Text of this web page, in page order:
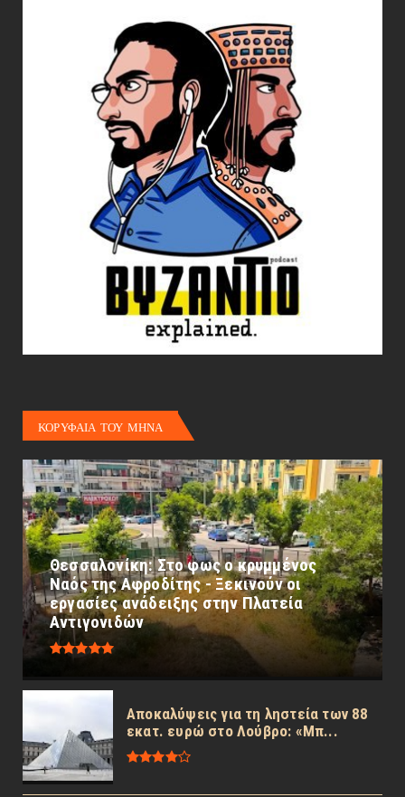
ΚΟΡΥΦΑΙΑ ΤΟΥ ΜΗΝΑ
Θεσσαλονίκη: Στο φως ο κρυμμένος
Ναός της Αφροδίτης - Ξεκινούν οι
εργασίες ανάδειξης στην Πλατεία
Αντιγονιδών
Αποκαλύψεις για τη ληστεία των 88
εκατ. ευρώ στο Λούβρο: «Μπ...